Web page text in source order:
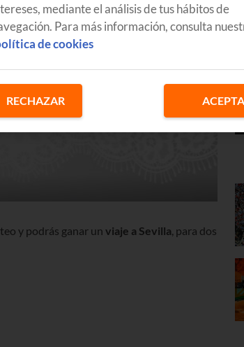
y podrás ganar un viaje a Sevilla , para dos
mediante el análisis de tus hábitos de
Para más información, consulta
de cookies
RECHAZAR